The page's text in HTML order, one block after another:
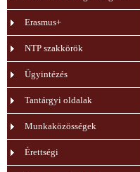
Erasmus+
NTP szakkörök
Ügyintézés
Tantárgyi oldalak
Munkaközösségek
Érettségi